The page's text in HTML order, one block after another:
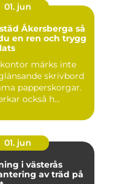
01. jun
Åkersberga så
en ren och trygg
märks inte
skrivbord
papperskorgar.
också h...
01. jun
i västerås
av träd på